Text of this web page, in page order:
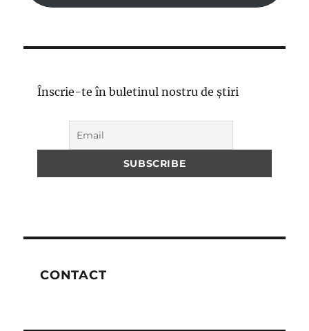
Înscrie-te în buletinul nostru de știri
CONTACT